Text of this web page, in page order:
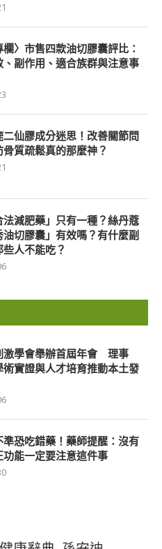
欄〉市售四款油切膠囊評比：
、副作用、適合族群與注意事
二仙膠成分迷思！改善關節問
質疏鬆真的那麼神？
法減肥藥」只有一種？絲丹蔻
油切膠囊」有效嗎？有什麼副
人不能吃？
激學會舉辦首屆年會 理事
術實證與人才培育推動本土發
準恐吃錯藥！藥師提醒：沒有
功能一定要注意這件事